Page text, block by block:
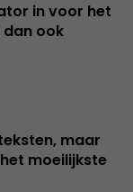
in voor het
ook
maar
moeilijkste